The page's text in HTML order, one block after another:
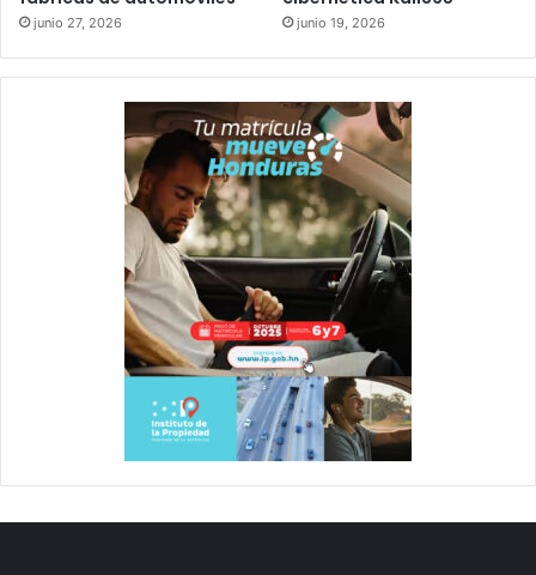
junio 27, 2026 junio 19, 2026